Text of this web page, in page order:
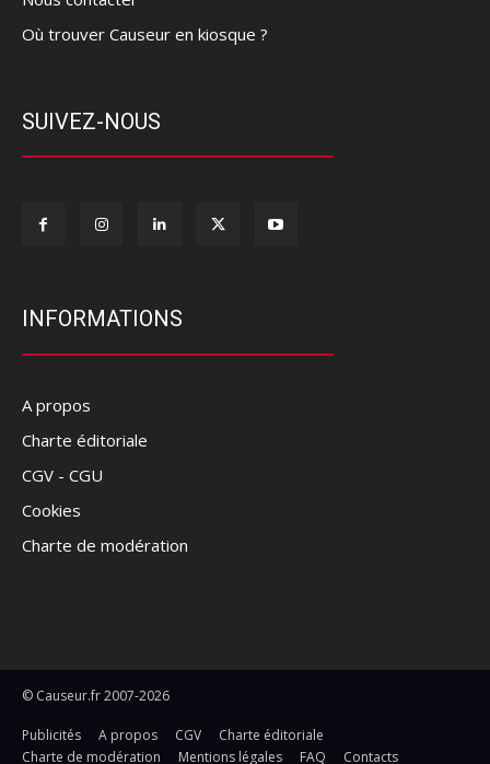
Où trouver Causeur en kiosque ?
SUIVEZ-NOUS
INFORMATIONS
A propos
Charte éditoriale
CGV - CGU
Cookies
Charte de modération
© Causeur.fr 2007-2026
Publicités A propos CGV
Charte éditoriale
Charte de modération
Mentions légales FAQ Contacts